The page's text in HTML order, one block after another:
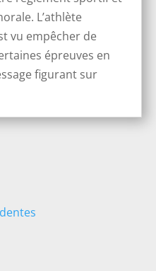
L’athlète
vu empêcher de
épreuves en
figurant sur